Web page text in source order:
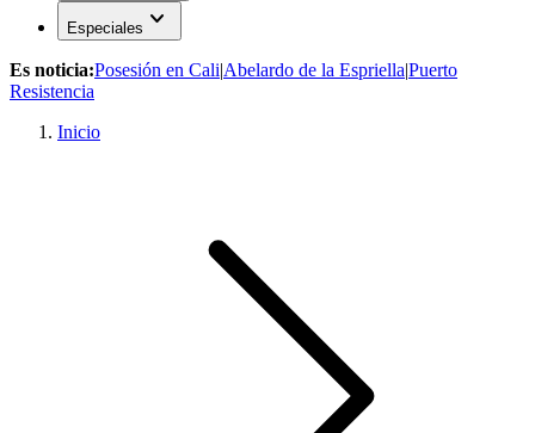
Especiales expand_more
Es noticia:Posesión en Cali|Abelardo de la Espriella|Puerto
Resistencia
Inicio